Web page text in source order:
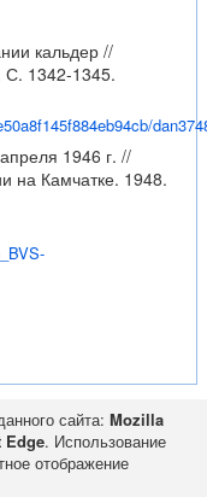
кальдер //
1342-1345.
1946 г. //
на Камчатке. 1948.
сайта: Mozilla
Edge. Использование
отображение